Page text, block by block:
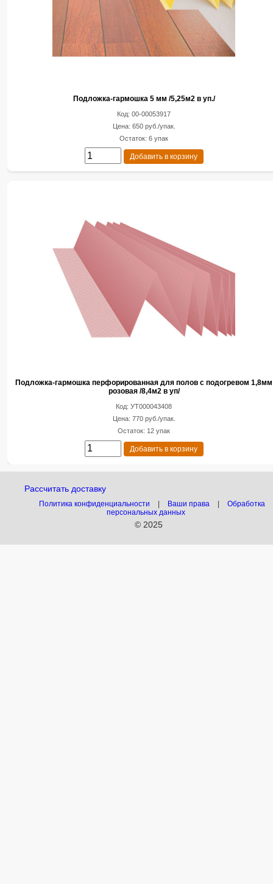
Подложка-гармошка 5 мм /5,25м2 в уп./
Код: 00-00053917
Цена: 650 руб./упак.
Остаток: 6 упак
Добавить в корзину
Подложка-гармошка перфорированная для полов с подогревом 1,8мм
розовая /8,4м2 в уп/
Код: УТ000043408
Цена: 770 руб./упак.
Остаток: 12 упак
Добавить в корзину
Рассчитать доставку
Политика конфиденциальности Ваши права
Обработка
персональных данных
© 2025